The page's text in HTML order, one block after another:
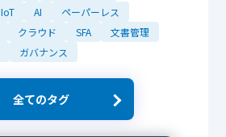
IoT AI
ペーパーレス
クラウド SFA
文書管理
ガバナンス
全てのタグ